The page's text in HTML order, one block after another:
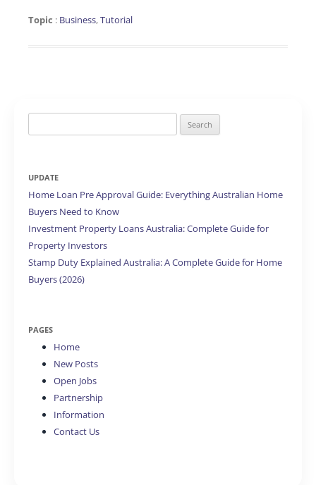
Topic : Business,Tutorial
for:
UPDATE
Home Loan Pre Approval Guide: Everything Australian Home
Buyers Need to Know
Investment Property Loans Australia: Complete Guide for
Property Investors
Stamp Duty Explained Australia: A Complete Guide for Home
Buyers (2026)
PAGES
Home
New Posts
Open Jobs
Partnership
Information
Contact Us